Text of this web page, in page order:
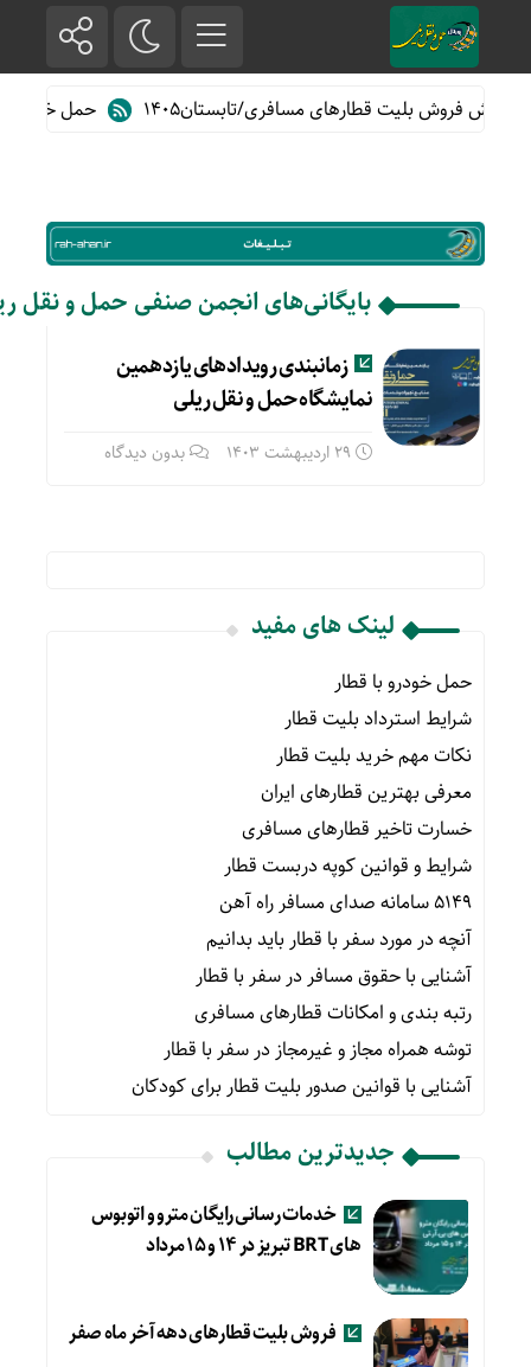
پیش فروش بلیت قطارهای مسافری/تابستان۱۴۰۵ حمل خودرو با
بایگانی‌های انجمن صنفی حمل و نقل
زمانبندی رویدادهای یازدهمین
نمایشگاه حمل و نقل ریلی
29 اردیبهشت 1403 بدون دیدگاه
لینک های مفید
حمل خودرو با قطار
شرایط استرداد بلیت قطار
نکات مهم خرید بلیت قطار
معرفی بهترین قطارهای ایران
خسارت تاخیر قطارهای مسافری
شرایط و قوانین کوپه دربست قطار
۵۱۴۹ سامانه صدای مسافر راه آهن
آنچه در مورد سفر با قطار باید بدانیم
آشنایی با حقوق مسافر در سفر با قطار
رتبه بندی و امکانات قطارهای مسافری
توشه همراه مجاز و غیرمجاز در سفر با قطار
آشنایی با قوانین صدور بلیت قطار برای کودکان
جدیدترین مطالب
خدمات رسانی رایگان مترو و اتوبوس
های BRT تبریز در ۱۴ و ۱۵ مرداد
فروش بلیت قطارهای دهه آخر ماه صفر